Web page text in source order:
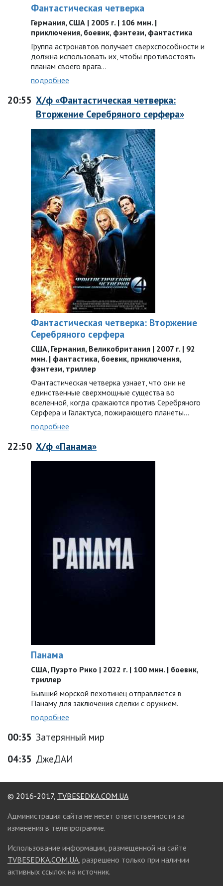
Фантастическая четверка
Германия, США | 2005 г. | 106 мин. |
приключения, боевик, фэнтези, фантастика
Группа астронавтов получает сверхспособности и
должна использовать их, чтобы противостоять
планам своего врага…
подробнее
20:55 Х/ф «Фантастическая четверка:
Вторжение Серебряного серфера»
Фантастическая четверка: Вторжение
Серебряного серфера
США, Германия, Великобритания | 2007 г. | 92
мин. | фантастика, боевик, приключения,
фэнтези, триллер
Фантастическая четверка узнает, что они не
единственные сверхмощные существа во
вселенной, когда сражаются против Серебряного
Серфера и Галактуса, пожирающего планеты…
подробнее
22:50 Х/ф «Панама»
Панама
США, Пуэрто Рико | 2022 г. | 100 мин. | боевик,
триллер
Бывший морской пехотинец отправляется в
Панаму для заключения сделки с оружием.
подробнее
00:35 Затерянный мир
04:35 ДжеДАИ
© 2016-2017, TVBESEDKA.COM.UA
Администрация сайта не несет ответственности за
изменения в телепрограмме.
Использование информации, размещенной на сайте
TVBESEDKA.COM.UA, разрешено только при наличии
активных ссылок на источник.